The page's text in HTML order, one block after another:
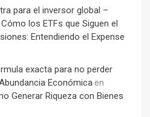
para el inversor global –
Cómo los ETFs que Siguen el
Entendiendo el Expense
exacta para no perder
Económica en
Generar Riqueza con Bienes